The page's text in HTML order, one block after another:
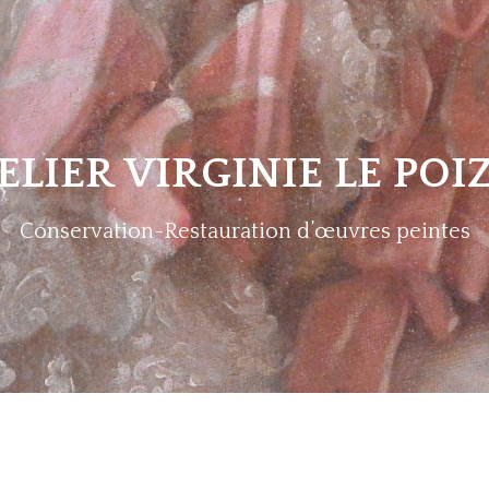
VIRGINIE LE
Conservation-Restauration d’œuvres peintes